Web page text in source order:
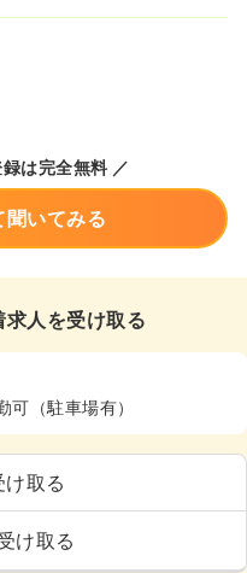
は完全無料 ／
聞いてみる
人を受け取る
（駐車場有）
取る
け取る